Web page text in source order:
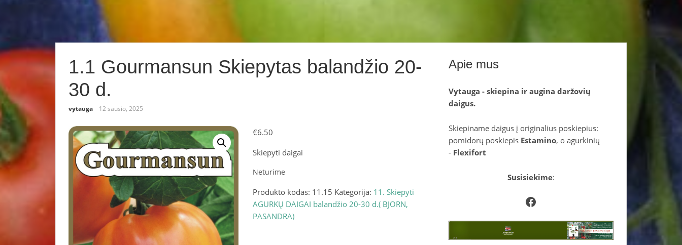
1.1 Gourmansun Skiepytas balandžio 20-
30 d.
vytauga 12 sausio, 2025
€6.50
Skiepyti daigai
Neturime
Produkto kodas: 11.15 Kategorija: 11. Skiepyti
AGURKŲ DAIGAI balandžio 20-30 d.( BJORN,
PASANDRA)
Apie mus
Vytauga - skiepina ir augina daržovių
daigus.
Skiepiname daigus į originalius poskiepius:
pomidorų poskiepis Estamino, o agurkinių
- Flexifort
Susisiekime:
Facebook